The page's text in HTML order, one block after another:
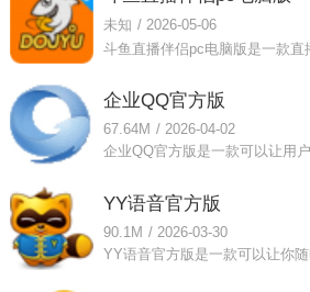
未知 / 2026-05-06
企业QQ官方版
67.64M / 2026-04-02
YY语音官方版
90.1M / 2026-03-30